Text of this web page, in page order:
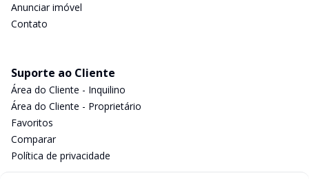
Anunciar imóvel
Contato
Suporte ao Cliente
Área do Cliente - Inquilino
Área do Cliente - Proprietário
Favoritos
Comparar
Política de privacidade